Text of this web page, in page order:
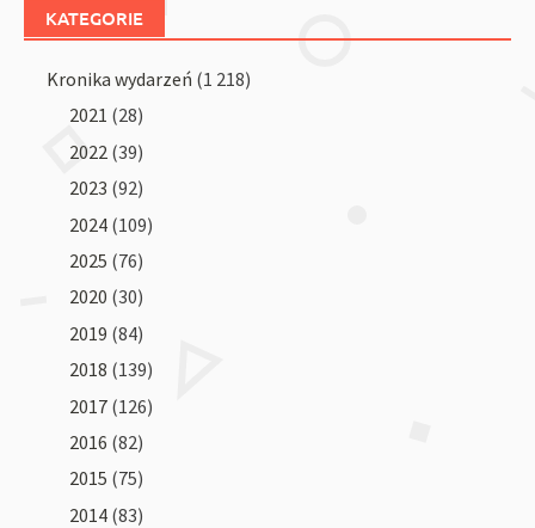
KATEGORIE
Kronika wydarzeń (1 218)
2021 (28)
2022 (39)
2023 (92)
2024 (109)
2025 (76)
2020 (30)
2019 (84)
2018 (139)
2017 (126)
2016 (82)
2015 (75)
2014 (83)